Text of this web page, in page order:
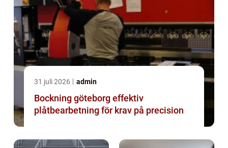
31 juli 2026 admin
Bockning göteborg effektiv
plåtbearbetning för krav på precision